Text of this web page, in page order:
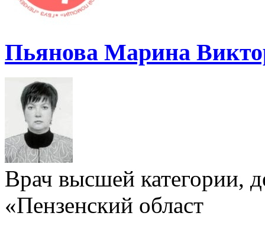
Пьянова Марина
Врач высшей категории,
«Пензенский област